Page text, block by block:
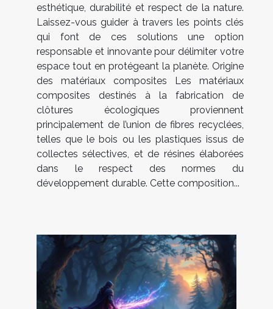
esthétique, durabilité et respect de la nature.
Laissez-vous guider à travers les points clés
qui font de ces solutions une option
responsable et innovante pour délimiter votre
espace tout en protégeant la planète. Origine
des matériaux composites Les matériaux
composites destinés à la fabrication de
clôtures écologiques proviennent
principalement de l’union de fibres recyclées,
telles que le bois ou les plastiques issus de
collectes sélectives, et de résines élaborées
dans le respect des normes du
développement durable. Cette composition...